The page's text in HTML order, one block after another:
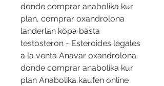
donde comprar anabolika kur
plan, comprar oxandrolona
landerlan köpa bästa
testosteron - Esteroides legales
a la venta Anavar oxandrolona
donde comprar anabolika kur
plan Anabolika kaufen online